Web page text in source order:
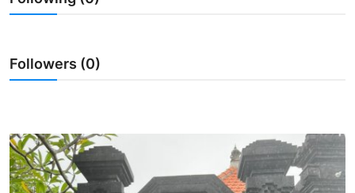
Usadha
Indonesia
Followers (0)